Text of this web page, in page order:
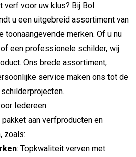
verf voor uw klus? Bij Bol
u een uitgebreid assortiment van
toonaangevende merken. Of u nu
een professionele schilder, wij
Ons brede assortiment,
service maken ons tot de
Iedereen
aan verfproducten en
zoals:
: Topkwaliteit verven met